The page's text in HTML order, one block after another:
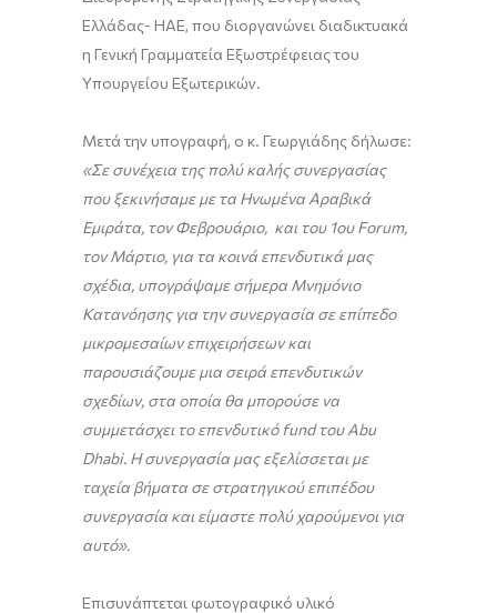
Ελλάδας- ΗΑΕ, που διοργανώνει διαδικτυακά
η Γενική Γραμματεία Εξωστρέφειας του
Υπουργείου Εξωτερικών.
Μετά την υπογραφή, ο κ. Γεωργιάδης δήλωσε:
«Σε συνέχεια της πολύ καλής συνεργασίας
που ξεκινήσαμε με τα Ηνωμένα Αραβικά
Εμιράτα, τον Φεβρουάριο, και του 1ου Forum,
τον Μάρτιο, για τα κοινά επενδυτικά μας
σχέδια, υπογράψαμε σήμερα Μνημόνιο
Κατανόησης για την συνεργασία σε επίπεδο
μικρομεσαίων επιχειρήσεων και
παρουσιάζουμε μια σειρά επενδυτικών
σχεδίων, στα οποία θα μπορούσε να
συμμετάσχει το επενδυτικό fund του Abu
Dhabi. Η συνεργασία μας εξελίσσεται με
ταχεία βήματα σε στρατηγικού επιπέδου
συνεργασία και είμαστε πολύ χαρούμενοι για
αυτό».
Επισυνάπτεται φωτογραφικό υλικό